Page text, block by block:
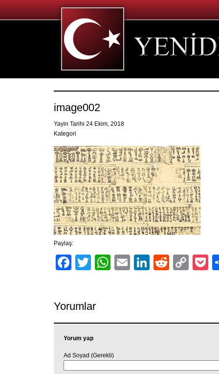
image002
Yayin Tarihi 24 Ekim, 2018
Kategori
Paylaş:
Facebook
TwitterWhatsApp
EmailLinkedIn
Reddit
Yorumlar
Yorum yap
Ad Soyad (Gerekli)